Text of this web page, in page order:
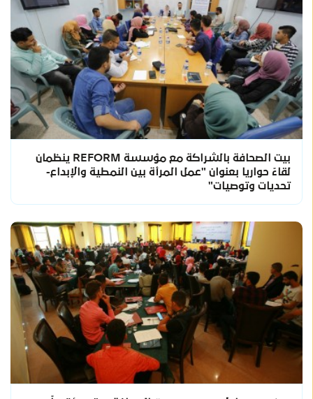
بيت الصحافة بالشراكة مع مؤسسة REFORM ينظمان
لقاءً حواريا بعنوان "عمل المرأة بين النمطية والإبداع-
تحديات وتوصيات"